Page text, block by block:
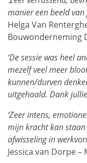
manier een beeld
Helga Van
Bouwonderneming
‘De sessie was heel
mezelf veel meer
kunnen/durven
uitgehaald. Dank jullie
‘Zeer intens,
mijn kracht kan
afwisseling in
Jessica van Dorpe